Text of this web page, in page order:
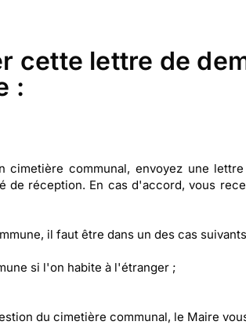
cette lettre de
:
cimetière communal, envoyez une
de réception. En cas d'accord, vous
il faut être dans un des cas
si l'on habite à l'étranger ;
du cimetière communal, le Maire